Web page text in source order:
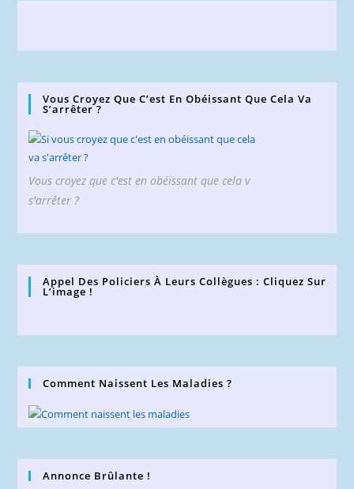
Vous Croyez Que C’est En Obéissant Que Cela Va
S’arrêter ?
Vous croyez que c'est en obéissant que cela v
s'arrêter ?
Appel Des Policiers À Leurs Collègues : Cliquez Sur
L’image !
Comment Naissent Les Maladies ?
Annonce Brûlante !